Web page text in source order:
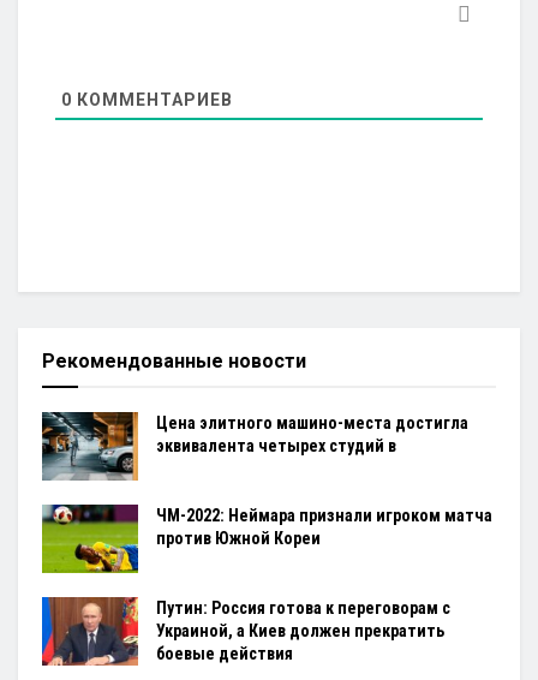
0 КОММЕНТАРИЕВ
Рекомендованные новости
Цена элитного машино-места достигла
эквивалента четырех студий в
ЧМ-2022: Неймара признали игроком матча
против Южной Кореи
Путин: Россия готова к переговорам с
Украиной, а Киев должен прекратить
боевые действия